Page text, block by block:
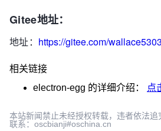
Gitee地址：
地址： https://gitee.com/
相关链接
electron-egg 的详细介绍： 点
本站新闻禁止未经授权转载，违者依法
联系：oscbianji#oschina.cn